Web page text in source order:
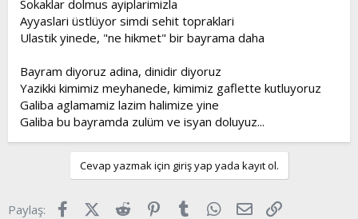
t
a
n
i
h
i
Sokaklar dolmus ayiplarimizla
Ayyaslari üstlüyor simdi sehit topraklari
Ulastik yinede, "ne hikmet" bir bayrama daha
Bayram diyoruz adina, dinidir diyoruz
Yazikki kimimiz meyhanede, kimimiz gaflette kutluyoruz
Galiba aglamamiz lazim halimize yine
Galiba bu bayramda zulüm ve isyan doluyuz...
Cevap yazmak için giriş yap yada kayıt ol.
Paylaş: FacebookX (Twitter)
Reddit Pinterest
Tumblr WhatsApp
E-posta